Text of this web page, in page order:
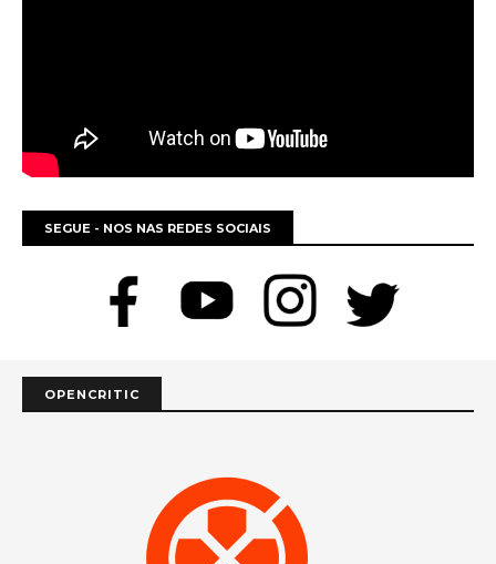
SEGUE - NOS NAS REDES SOCIAIS
OPENCRITIC